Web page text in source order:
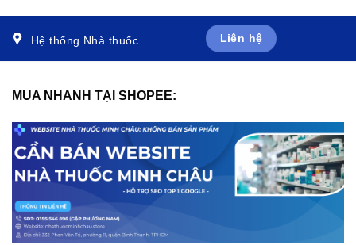
Hệ thống Nhà thuốc Liên hệ
MUA NHANH TẠI SHOPEE: